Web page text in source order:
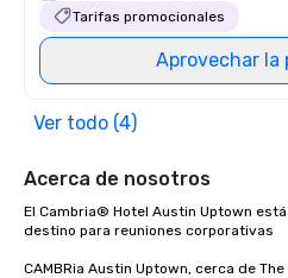
Tarifas promocionales
Aprovechar la
Ver todo (4)
Acerca de nosotros
El Cambria® Hotel Austin Uptown
destino para reuniones corporativas
CAMBRia Austin Uptown, cerca de